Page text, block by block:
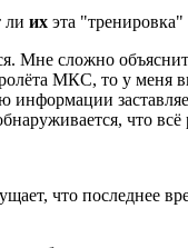
ли их эта "тренировка"
сложно
МКС, то у меня
что
что последнее